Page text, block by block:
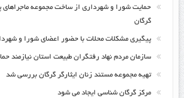
حمایت شورا و شهرداری از ساخت مجموعه ماجراهای
گرگان
پیگیری مشکلات محلات با حضور اعضای شورا و
سازمان مردم نهاد رفتگران طبیعت استان نیازمند
تهیه مجموعه مستند زنان ایثارگر گرگان بررسی شد
مرکز گرگان شناسی ایجاد می شود